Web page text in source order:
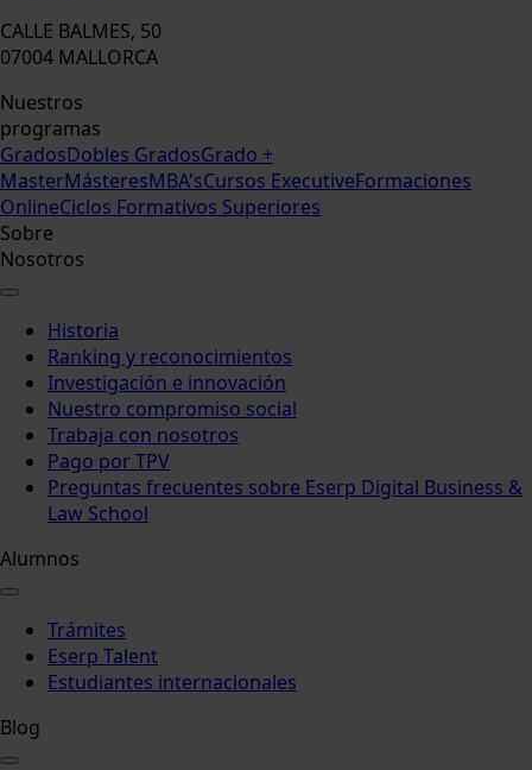
CALLE BALMES, 50
07004 MALLORCA
Nuestros
programas
GradosDobles GradosGrado +
MasterMásteresMBA'sCursos ExecutiveFormaciones
OnlineCiclos Formativos Superiores
Sobre
Nosotros
Historia
Ranking y reconocimientos
Investigación e innovación
Nuestro compromiso social
Trabaja con nosotros
Pago por TPV
Preguntas frecuentes sobre Eserp Digital Business &
Law School
Alumnos
Trámites
Eserp Talent
Estudiantes internacionales
Blog